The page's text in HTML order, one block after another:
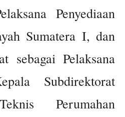
Penyediaan
Sumatera I, dan
sebagai Pelaksana
Subdirektorat
Perumahan